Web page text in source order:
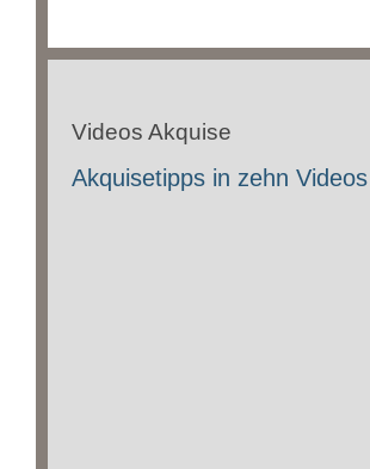
Videos Akquise
Akquisetipps in zehn Videos